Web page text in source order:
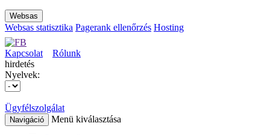
Websas
Websas statisztika Pagerank ellenőrzés Hosting
Kapcsolat
Rólunk
hirdetés
Nyelvek:
Ügyfélszolgálat
Navigáció Menü kiválasztása